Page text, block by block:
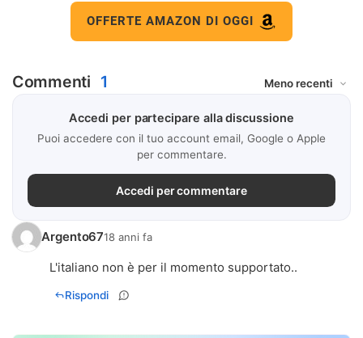
OFFERTE AMAZON DI OGGI
Commenti 1
Accedi per partecipare alla discussione
Puoi accedere con il tuo account email, Google o Apple
per commentare.
Accedi per commentare
Argento6718 anni fa
L'italiano non è per il momento supportato..
Rispondi